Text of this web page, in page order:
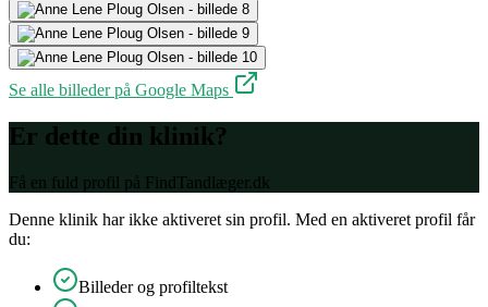
Se alle billeder på Google Maps
Er dette din klinik?
Få en fuld profil på FindTandlæger.dk
Denne klinik har ikke aktiveret sin profil. Med en aktiveret profil får
du:
Billeder og profiltekst